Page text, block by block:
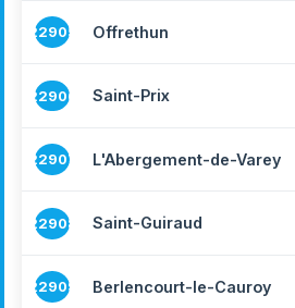
22905 Offrethun
22906 Saint-Prix
22907 L'Abergement-de-Varey
22908 Saint-Guiraud
22909 Berlencourt-le-Cauroy